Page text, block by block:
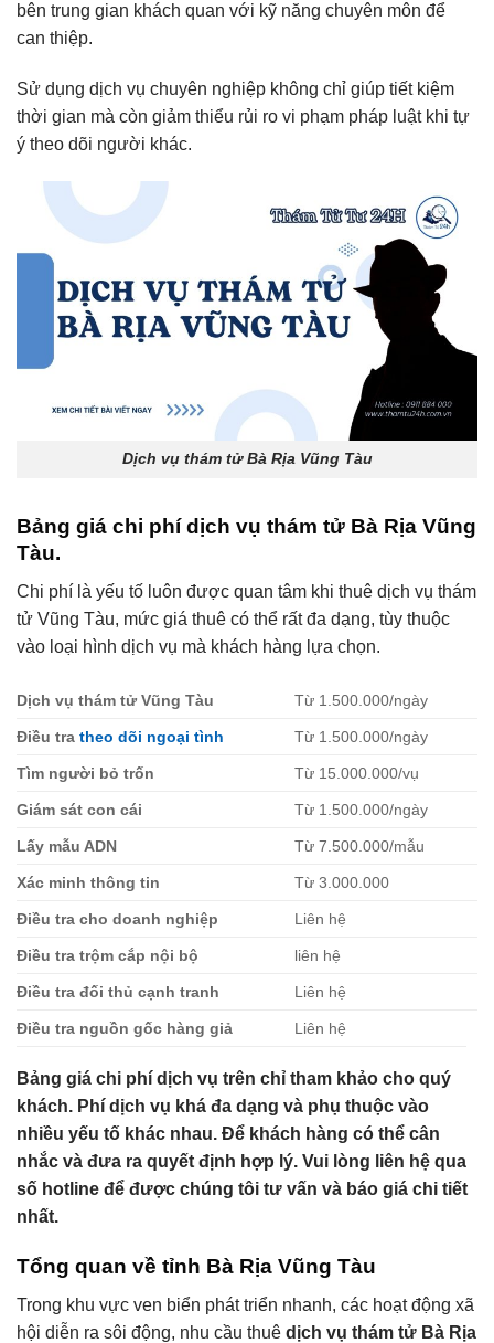
bên trung gian khách quan với kỹ năng chuyên môn để
can thiệp.
Sử dụng dịch vụ chuyên nghiệp không chỉ giúp tiết kiệm
thời gian mà còn giảm thiểu rủi ro vi phạm pháp luật khi tự
ý theo dõi người khác.
Dịch vụ thám tử Bà Rịa Vũng Tàu
Bảng giá chi phí dịch vụ thám tử Bà Rịa Vũng
Tàu.
Chi phí là yếu tố luôn được quan tâm khi thuê dịch vụ thám
tử Vũng Tàu, mức giá thuê có thể rất đa dạng, tùy thuộc
vào loại hình dịch vụ mà khách hàng lựa chọn.
Dịch vụ thám tử Vũng Tàu Từ 1.500.000/ngày
Điều tra theo dõi ngoại tình Từ 1.500.000/ngày
Tìm người bỏ trốn Từ 15.000.000/vụ
Giám sát con cái Từ 1.500.000/ngày
Lấy mẫu ADN Từ 7.500.000/mẫu
Xác minh thông tin Từ 3.000.000
Điều tra cho doanh nghiệp Liên hệ
Điều tra trộm cắp nội bộ liên hệ
Điều tra đối thủ cạnh tranh Liên hệ
Điều tra nguồn gốc hàng giả Liên hệ
Bảng giá chi phí dịch vụ trên chỉ tham khảo cho quý
khách. Phí dịch vụ khá đa dạng và phụ thuộc vào
nhiều yếu tố khác nhau. Để khách hàng có thể cân
nhắc và đưa ra quyết định hợp lý. Vui lòng liên hệ qua
số hotline để được chúng tôi tư vấn và báo giá chi tiết
nhất.
Tổng quan về tỉnh Bà Rịa Vũng Tàu
Trong khu vực ven biển phát triển nhanh, các hoạt động xã
hội diễn ra sôi động, nhu cầu thuê dịch vụ thám tử Bà Rịa